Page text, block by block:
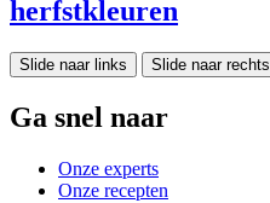
herfstkleuren
Slide naar links Slide naar rechts
Ga snel naar
Onze experts
Onze recepten